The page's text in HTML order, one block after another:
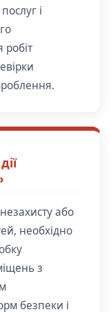
і
або
необхідно
з
безпеки і